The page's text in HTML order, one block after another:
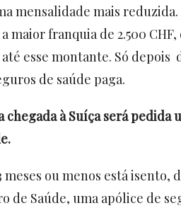
mensalidade mais
maior franquia de 2.500
esse montante. Só depois
de saúde paga.
à Suíça será pedida
ou menos está isento,
de Saúde, uma apólice de